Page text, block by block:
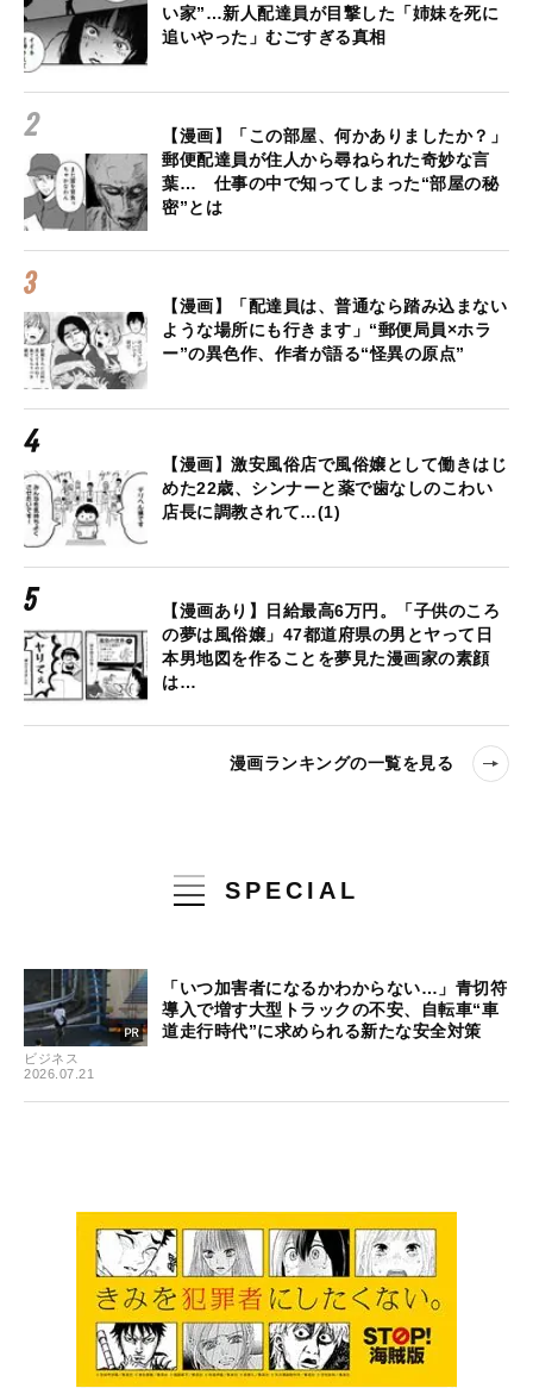
い家”…新人配達員が目撃した「姉妹を死に
追いやった」むごすぎる真相
【漫画】「この部屋、何かありましたか？」
郵便配達員が住人から尋ねられた奇妙な言
葉… 仕事の中で知ってしまった“部屋の秘
密”とは
【漫画】「配達員は、普通なら踏み込まない
ような場所にも行きます」“郵便局員×ホラ
ー”の異色作、作者が語る“怪異の原点”
【漫画】激安風俗店で風俗嬢として働きはじ
めた22歳、シンナーと薬で歯なしのこわい
店長に調教されて…(1)
【漫画あり】日給最高6万円。「子供のころ
の夢は風俗嬢」47都道府県の男とヤって日
本男地図を作ることを夢見た漫画家の素顔
は…
漫画ランキングの一覧を見る
SPECIAL
ビジネス
2026.07.21
「いつ加害者になるかわからない…」青切符
導入で増す大型トラックの不安、自転車“車
道走行時代”に求められる新たな安全対策